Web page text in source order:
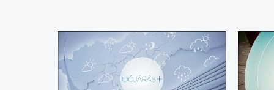
2025-10-02 15:22:00 Ma délután
Élő műsorblokk, amelyet a stúdióból vagy más